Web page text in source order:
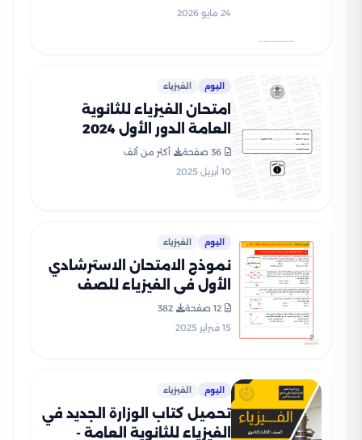
الاسترشادية
24 مايو 2026
اليوم الفيزياء
امتحان الفيزياء للثانوية
العامة الدور الأول 2024
بصيغة PDF بالإجابات
الرسمية
36 صفحة
أكثر من ألف
10 أبريل 2025
اليوم الفيزياء
نموذج الامتحان الاسترشادي
الأول في الفيزياء للصف
PDF (امتحان الفيزياء
12 صفحة
382
15 فبراير 2025
اليوم الفيزياء
تحميل كتاب الوزارة الجديد في
الفيزياء للثانوية العامة -